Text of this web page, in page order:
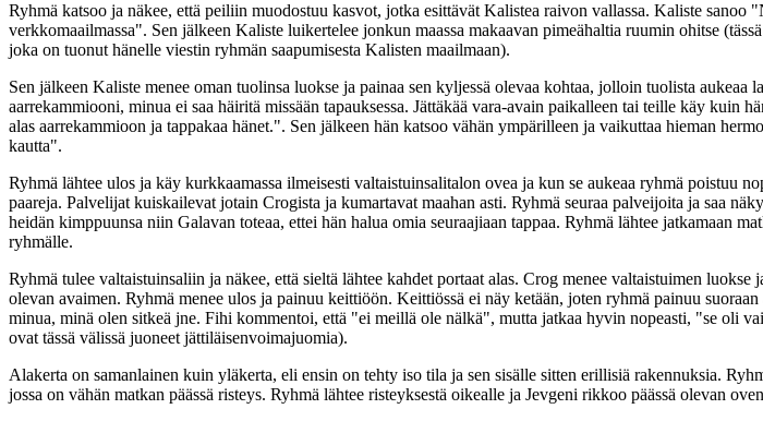
Ryhmä katsoo ja näkee, että peiliin muodostuu kasvot, jotka esittävät Kalistea raivon vallassa. Kaliste
verkkomaailmassa". Sen jälkeen Kaliste luikertelee jonkun maassa makaavan pimeähaltia ruumin ohitse
joka on tuonut hänelle viestin ryhmän saapumisesta Kalisten maailmaan).
Sen jälkeen Kaliste menee oman tuolinsa luokse ja painaa sen kyljessä olevaa kohtaa, jolloin tuolista
aarrekammiooni, minua ei saa häiritä missään tapauksessa. Jättäkää vara-avain paikalleen tai teille käy kuin
alas aarrekammioon ja tappakaa hänet.". Sen jälkeen hän katsoo vähän ympärilleen ja vaikuttaa hieman
kautta".
Ryhmä lähtee ulos ja käy kurkkaamassa ilmeisesti valtaistuinsalitalon ovea ja kun se aukeaa ryhmä poistuu
paareja. Palvelijat kuiskailevat jotain Crogista ja kumartavat maahan asti. Ryhmä seuraa palveijoita ja saa
heidän kimppuunsa niin Galavan toteaa, ettei hän halua omia seuraajiaan tappaa. Ryhmä lähtee jatkamaan
ryhmälle.
Ryhmä tulee valtaistuinsaliin ja näkee, että sieltä lähtee kahdet portaat alas. Crog menee valtaistuimen
olevan avaimen. Ryhmä menee ulos ja painuu keittiöön. Keittiössä ei näy ketään, joten ryhmä painuu
minua, minä olen sitkeä jne. Fihi kommentoi, että "ei meillä ole nälkä", mutta jatkaa hyvin nopeasti, "se oli
ovat tässä välissä juoneet jättiläisenvoimajuomia).
Alakerta on samanlainen kuin yläkerta, eli ensin on tehty iso tila ja sen sisälle sitten erillisiä rakennuksia.
jossa on vähän matkan päässä risteys. Ryhmä lähtee risteyksestä oikealle ja Jevgeni rikkoo päässä olevan